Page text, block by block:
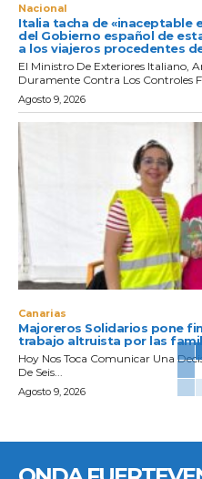
Nacional
Italia tacha de «inaceptable
del Gobierno español de
a los viajeros procedentes
El Ministro De Exteriores Italiano,
Duramente Contra Los Controles
Agosto 9, 2026
Canarias
Majoreros Solidarios pone
trabajo altruista por las
Hoy Nos Toca Comunicar Una
De Seis...
Agosto 9, 2026